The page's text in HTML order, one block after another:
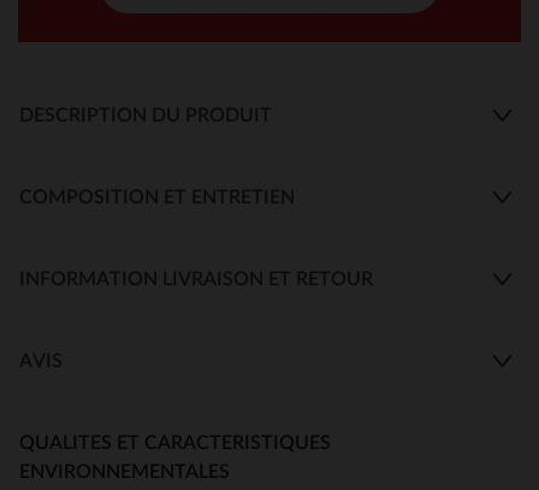
DESCRIPTION DU PRODUIT
COMPOSITION ET ENTRETIEN
INFORMATION LIVRAISON ET RETOUR
AVIS
QUALITES ET CARACTERISTIQUES
ENVIRONNEMENTALES